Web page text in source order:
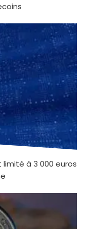
limité à 3 000 euros